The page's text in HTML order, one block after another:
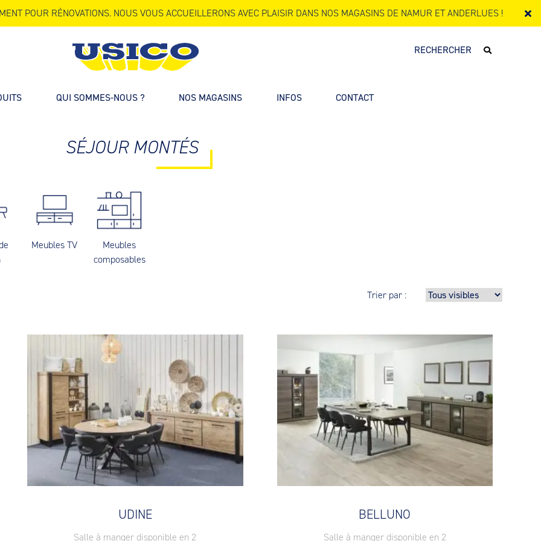
POUR RÉNOVATIONS. NOUS VOUS ACCUEILLERONS AVEC PLAISIR DANS NOS MAGASINS DE NAMUR ET ANDERLUES !
QUI SOMMES-NOUS ? NOS MAGASINS INFOS CONTACT
SÉJOUR MONTÉS
Meubles TV
Meubles
composables
Trier par :
UDINE
Salle à manger disponible en 2
BELLUNO
Salle à manger disponible en 2